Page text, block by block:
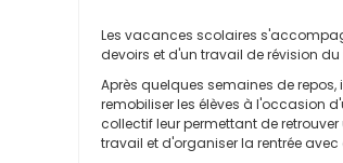
Les vacances scolaires
devoirs et d'un travail de révision
Après quelques semaines de repos,
remobiliser les élèves à l'occasion
collectif leur permettant de
travail et d'organiser la rentrée avec